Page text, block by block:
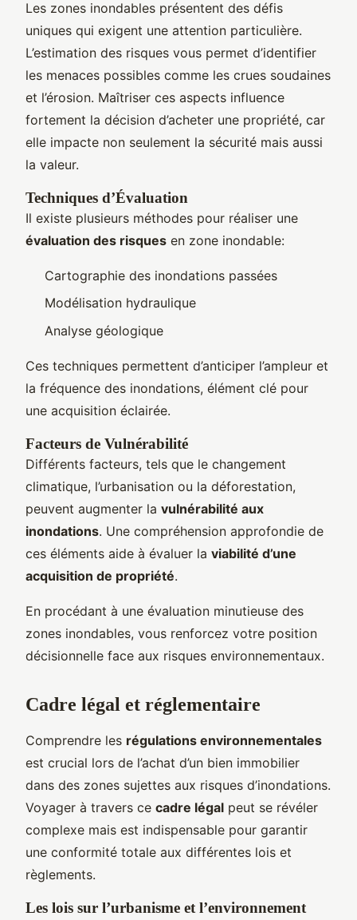
Les zones inondables présentent des défis
uniques qui exigent une attention particulière.
L’estimation des risques vous permet d’identifier
les menaces possibles comme les crues soudaines
et l’érosion. Maîtriser ces aspects influence
fortement la décision d’acheter une propriété, car
elle impacte non seulement la sécurité mais aussi
la valeur.
Techniques d’Évaluation
Il existe plusieurs méthodes pour réaliser une
évaluation des risques en zone inondable:
Cartographie des inondations passées
Modélisation hydraulique
Analyse géologique
Ces techniques permettent d’anticiper l’ampleur et
la fréquence des inondations, élément clé pour
une acquisition éclairée.
Facteurs de Vulnérabilité
Différents facteurs, tels que le changement
climatique, l’urbanisation ou la déforestation,
peuvent augmenter la vulnérabilité aux
inondations. Une compréhension approfondie de
ces éléments aide à évaluer la viabilité d’une
acquisition de propriété.
En procédant à une évaluation minutieuse des
zones inondables, vous renforcez votre position
décisionnelle face aux risques environnementaux.
Cadre légal et réglementaire
Comprendre les régulations environnementales
est crucial lors de l’achat d’un bien immobilier
dans des zones sujettes aux risques d’inondations.
Voyager à travers ce cadre légal peut se révéler
complexe mais est indispensable pour garantir
une conformité totale aux différentes lois et
règlements.
Les lois sur l’urbanisme et l’environnement